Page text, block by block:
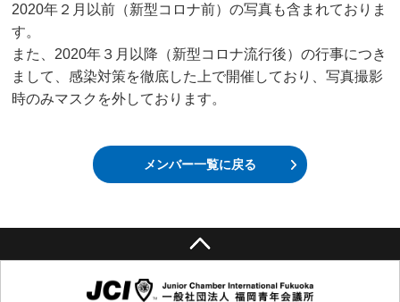
2020年２月以前（新型コロナ前）の写真も含まれておりま
す。
また、2020年３月以降（新型コロナ流行後）の行事につき
まして、感染対策を徹底した上で開催しており、写真撮影
時のみマスクを外しております。
メンバー一覧に戻る